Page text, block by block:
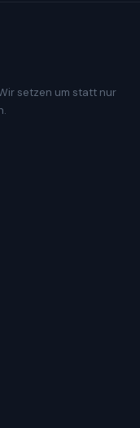
setzen um statt nur